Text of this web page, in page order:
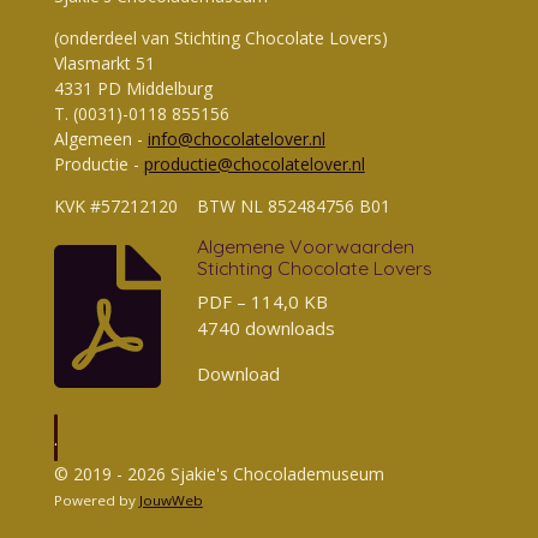
(onderdeel van Stichting Chocolate Lovers)
Vlasmarkt 51
4331 PD Middelburg
T. (0031)-0118 855156
Algemeen - info@chocolatelover.nl
Productie - productie@chocolatelover.nl
KVK #57212120 BTW NL 852484756 B01
Algemene Voorwaarden
Stichting Chocolate Lovers
PDF – 114,0 KB
4740 downloads
Download
.
© 2019 - 2026 Sjakie's Chocolademuseum
Powered by JouwWeb